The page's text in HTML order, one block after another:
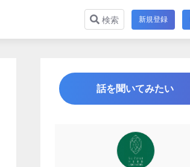
検索 新規登録
話を聞いてみたい